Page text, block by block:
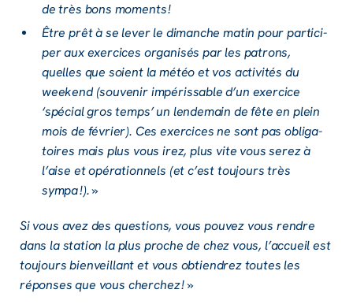
de très bons moments !
Être prêt à se lever le dimanche matin pour parti­ci­
per aux exer­cices orga­ni­sés par les patrons,
quelles que soient la météo et vos acti­vi­tés du
weekend (souve­nir impé­ris­sable d’un exer­cice
‘spécial gros temps’ un lende­main de fête en plein
mois de février). Ces exer­cices ne sont pas obli­ga­
toires mais plus vous irez, plus vite vous serez à
l’aise et opéra­tion­nels (et c’est toujours très
sympa !). »
Si vous avez des ques­tions, vous pouvez vous rendre
dans la station la plus proche de chez vous, l’ac­cueil est
toujours bien­veillant et vous obtien­drez toutes les
réponses que vous cher­chez ! »